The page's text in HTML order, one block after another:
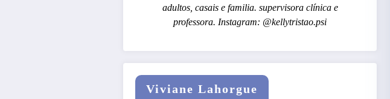
adultos, casais e familia. supervisora clínica e
professora. Instagram: @kellytristao.psi
Viviane Lahorgue